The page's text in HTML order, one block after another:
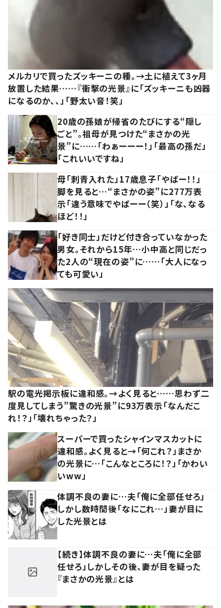
メルカリで買ったズッキーニの種。→土に植えて3ヶ月
放置した結果……『衝撃の光景』に「ズッキーニも凶器
になるのか、、」「野太い音！笑」
20歳の孫娘が帰省のたびにする“隠し
ごと”。祖母が見つけた“まさかの光
景”に……「わぁーーー！」「最高の孫だ」
「これいいですね」
母「刺青入れた」17歳息子「やばー！！」
脚を見ると…“まさかの姿”に277万表
示「違う意味でやばーー（笑）」「な、なる
ほど！！」
「好き同士」だけど付き合っていなかった
男女。それから15年…小中高と同じだっ
た2人の“現在の姿”に……「大人になっ
ても可愛い」
駅の電光掲示板に違和感。→よく見ると……思わず二
度見してしまう”驚きの光景”に93万表示「なんだこ
れ！？」「壊れちゃった？」
スーパーで買ったシャインマスカットに
違和感。よく見ると→「何これ？」まさか
の光景に…「こんなところに！？」「かわい
いww」
体調不良の妻に…夫「俺に全部任せろ」
しかし数時間後「なにこれ…」妻が目に
した光景とは
【続き】体調不良の妻に…夫「俺に全部
任せろ」しかしその後、妻が目を疑った
『まさかの光景』とは